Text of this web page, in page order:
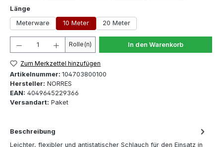
Längeauswählen
Meterware
10 Meter 20 Meter
Produkt Anzahl: Gib den gewünschten Wert ein
Rolle(n) In den Warenkorb
Zum Merkzettel hinzufügen
Artikelnummer: 104703800100
Hersteller: NORRES
EAN: 4049645229366
Versandart: Paket
Beschreibung
Leichter, flexibler und antistatischer Schlauch für den Einsatz in